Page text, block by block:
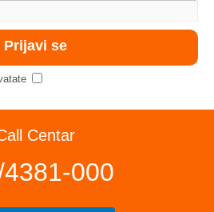
Centar
4381-000